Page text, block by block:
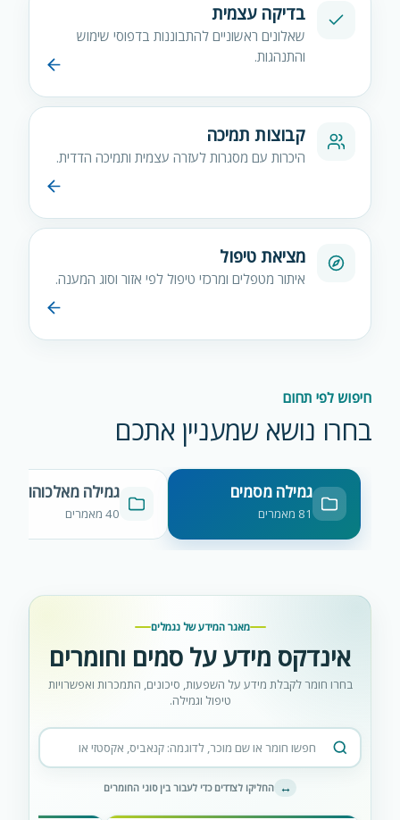
בדיקה עצמית
שאלונים ראשוניים להתבוננות בדפוסי שימוש
והתנהגות.
קבוצות תמיכה
היכרות עם מסגרות לעזרה עצמית ותמיכה הדדית.
מציאת טיפול
איתור מטפלים ומרכזי טיפול לפי אזור וסוג המענה.
חיפוש לפי תחום
בחרו נושא שמעניין אתכם
גמילה מסמים
81 מאמרים
גמילה מאלכוהול
40 מאמרים
מאגר המידע של נגמלים
אינדקס מידע על סמים וחומרים
בחרו חומר לקבלת מידע על השפעות, סיכונים, התמכרות ואפשרויות
טיפול וגמילה.
חיפוש
באינדקס
הסמים
↔
החליקו לצדדים כדי לעבור בין סוגי החומרים